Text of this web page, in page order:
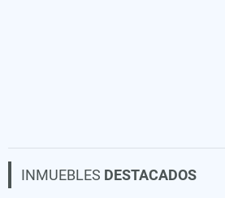
INMUEBLES DESTACADOS